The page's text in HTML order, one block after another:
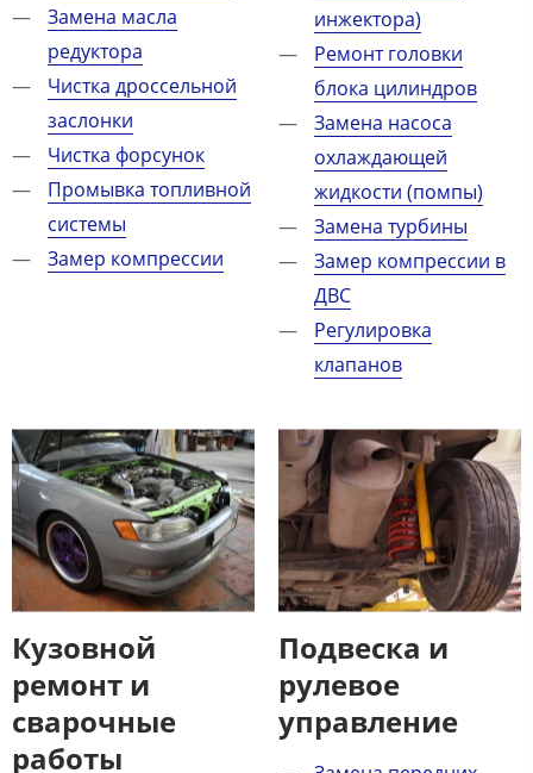
Замена масла
редуктора
Чистка дроссельной
заслонки
Чистка форсунок
Промывка топливной
системы
Замер компрессии
инжектора)
Ремонт головки
блока цилиндров
Замена насоса
охлаждающей
жидкости (помпы)
Замена турбины
Замер компрессии в
ДВС
Регулировка
клапанов
Кузовной
ремонт и
сварочные
работы​
Подвеска и
рулевое
управление​